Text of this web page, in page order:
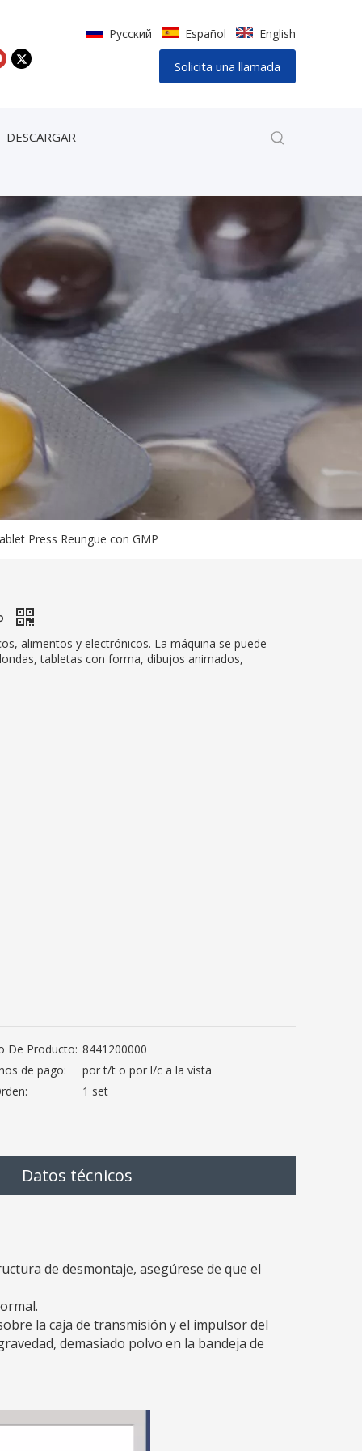
Pусский Español English
Solicita una llamada
DESCARGAR
Press Reungue con GMP
alimentos y electrónicos. La máquina se puede
tabletas con forma, dibujos animados,
De Producto: 8441200000
de pago:
por t/t o por l/c a la vista
1 set
Datos técnicos
de desmontaje, asegúrese de que el
la caja de transmisión y el impulsor del
demasiado polvo en la bandeja de